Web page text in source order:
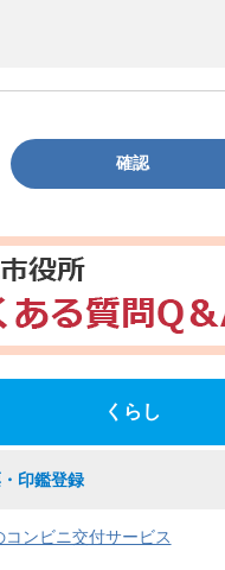
確認
くらし
印鑑登録
ンビニ交付サービス